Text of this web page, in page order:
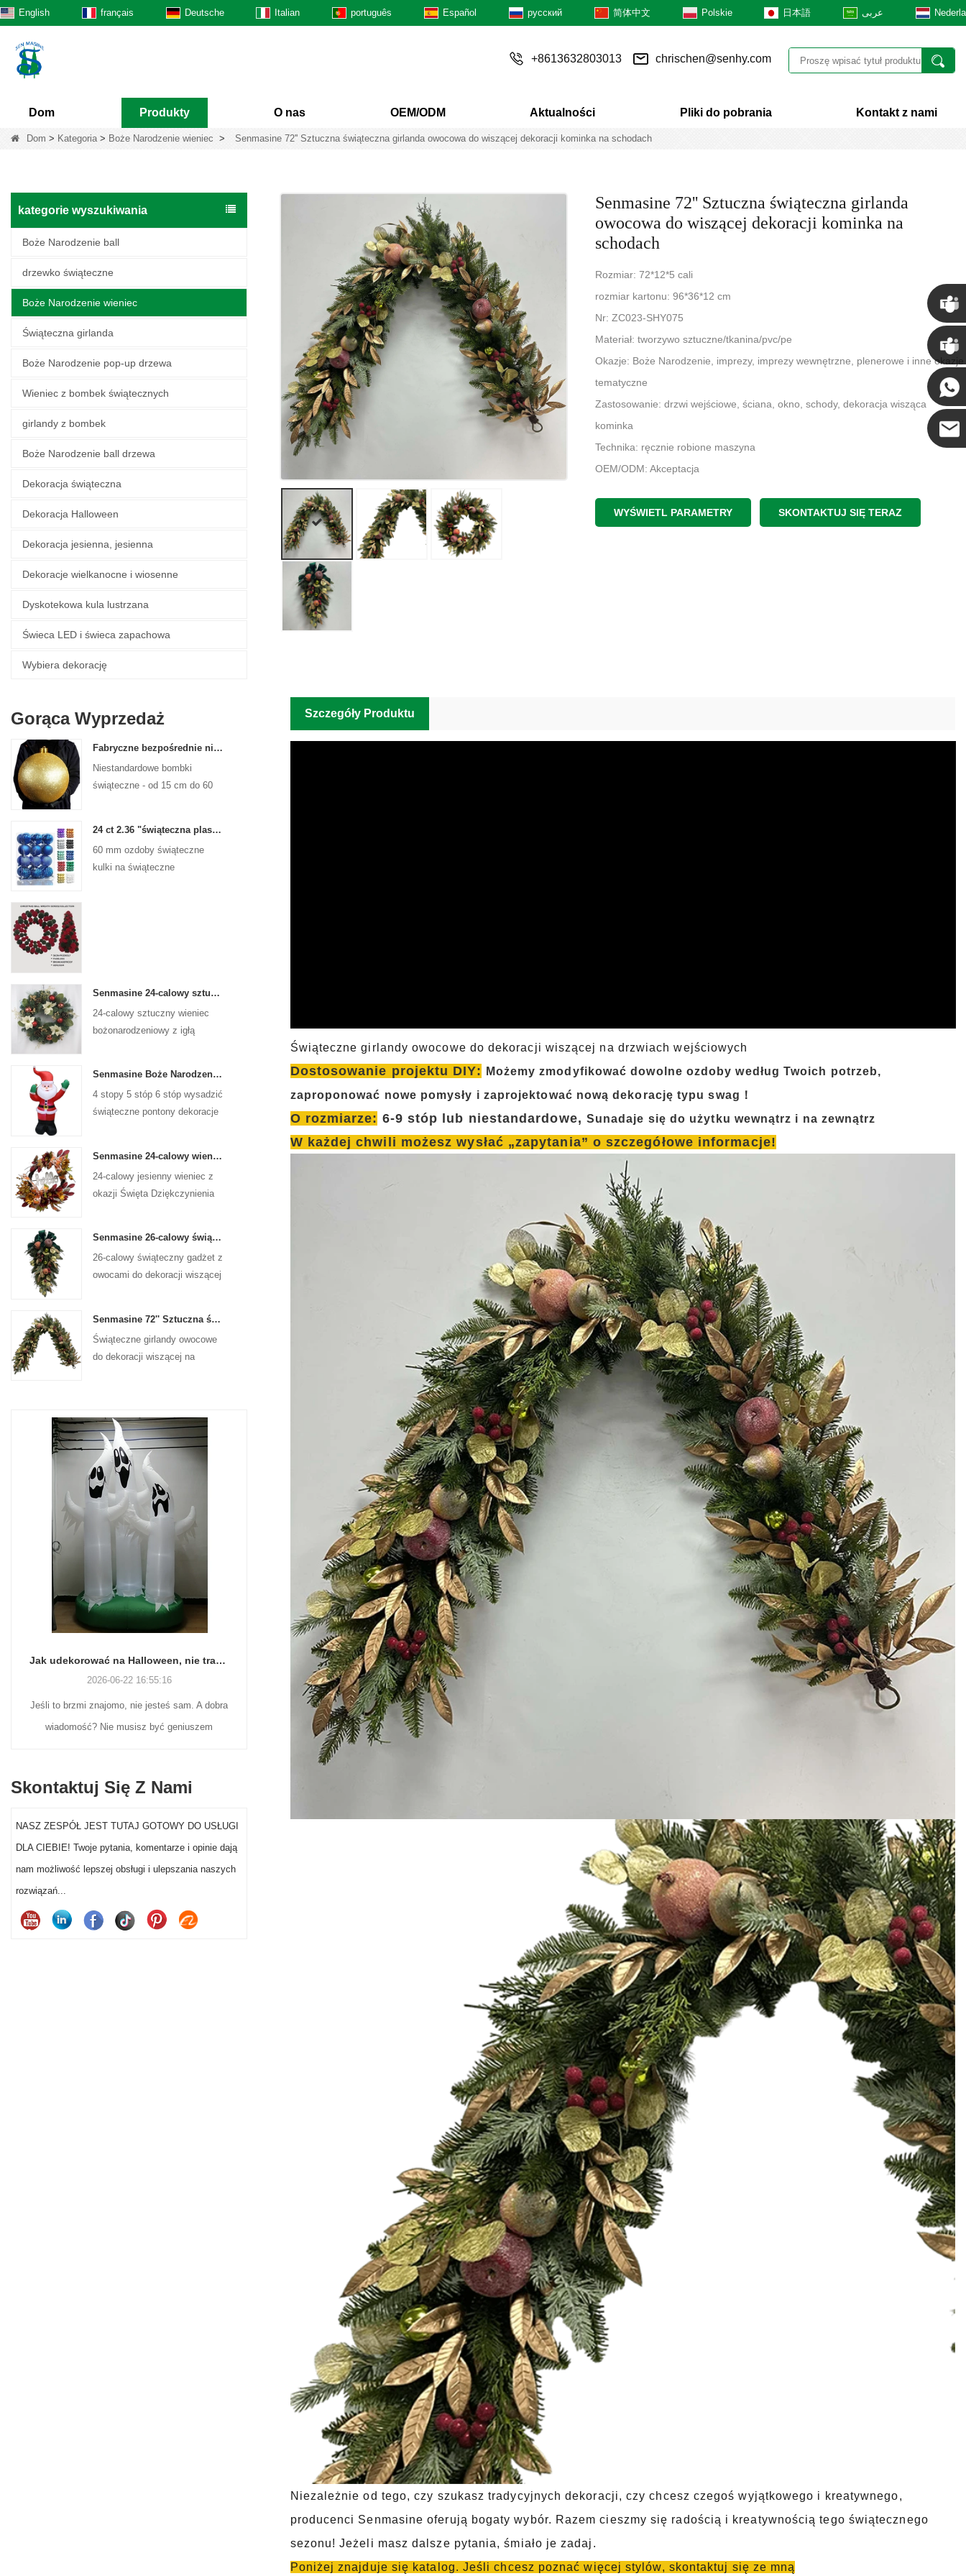
English français Deutsche Italian português Español русский 简体中文 Polskie 日本語 عربى
+8613632803013 chrischen@senhy.com
Dom Produkty O nas OEM/ODM Aktualności Pliki do pobrania Kontakt z nami
Dom > Kategoria> Boże Narodzenie wieniec > Senmasine 72'' Sztuczna świąteczna girlanda owocowa do wiszącej dekoracji kominka na schodach
kategorie wyszukiwania
Boże Narodzenie ball
drzewko świąteczne
Boże Narodzenie wieniec
Świąteczna girlanda
Boże Narodzenie pop-up drzewa
Wieniec z bombek świątecznych
girlandy z bombek
Boże Narodzenie ball drzewa
Dekoracja świąteczna
Dekoracja Halloween
Dekoracja jesienna, jesienna
Dekoracje wielkanocne i wiosenne
Dyskotekowa kula lustrzana
Świeca LED i świeca zapachowa
Wybiera dekorację
Gorąca Wyprzedaż
Fabryczne bezpośrednie niestandardowe kulki świąteczne duże ozdoby duże bombki 15 cm - 60 cm kulki logo Xmas
Niestandardowe bombki
świąteczne - od 15 cm do 60
24 ct 2.36 "świąteczna plastikowa kulka do wiszących ozdób ozdoby Xmas Shattproof Balls
60 mm ozdoby świąteczne
kulki na świąteczne
Senmasine 24-calowy sztuczny wieniec bożonarodzeniowy z igłą sosnową poinsecja szyszki czerwona kula złota gałąź jagód
24-calowy sztuczny wieniec
bożonarodzeniowy z igłą
Senmasine Boże Narodzenie Święty Mikołaj Nadmuchiwane Wysadzane Xmas Dmuchane Dekoracje Wakacje Zima Wewnątrz Na Zewnątrz
4 stopy 5 stóp 6 stóp wysadzić
świąteczne pontony dekoracje
święty mikołaj nadmuchiwane
Senmasine 24-calowy wieniec z okazji Święta Dziękczynienia ze znakiem powitalnym Jesienne liście do zbiorów Słonecznik Wzór dyni Kokarda
24-calowy jesienny wieniec z
okazji Święta Dziękczynienia
Senmasine 26-calowy świąteczny gadżet owocowy ze wstążką i kokardkami Sztuczne liście gałęzi PCV
26-calowy świąteczny gadżet z
owocami do dekoracji wiszącej
Senmasine 72'' Sztuczna świąteczna girlanda owocowa do wiszącej dekoracji kominka na schodach
Świąteczne girlandy owocowe
do dekoracji wiszącej na
Jak udekorować na Halloween, nie tracąc zmysłów (ani weekendu)
2026-06-22 16:55:16
Jeśli to brzmi znajomo, nie jesteś sam. A dobra
wiadomość? Nie musisz być geniuszem
naprawdę wyróżniały się w tym roku.
Flokowany Mikołaj vs Mikołaj z formy rozdmuchowej Mikołaj kontra nadmuchiwany Mikołaj: kompletny przewodnik dla kupujących na rok 2026
2026-06-18 17:18:38
Wielu nabywców świątecznych powraca do
nostalgicznych ozdób bożonarodzeniowych,
wciąż poszukując praktycznych rozwiązań do
Niestandardowe gigantyczne choinki komercyjne z wieżami komercyjnymi dla Twojego obiektu
2026-05-06 15:28:43
Skontaktuj Się Z Nami
NASZ ZESPÓŁ JEST TUTAJ GOTOWY DO USŁUGI
DLA CIEBIE! Twoje pytania, komentarze i opinie dają
nam możliwość lepszej obsługi i ulepszania naszych
rozwiązań...
Senmasine 72'' Sztuczna świąteczna girlanda
owocowa do wiszącej dekoracji kominka na
schodach
Rozmiar: 72*12*5 cali
rozmiar kartonu: 96*36*12 cm
Nr: ZC023-SHY075
Materiał: tworzywo sztuczne/tkanina/pvc/pe
Okazje: Boże Narodzenie, imprezy, imprezy wewnętrzne, plenerowe i inne okazje
tematyczne
Zastosowanie: drzwi wejściowe, ściana, okno, schody, dekoracja wisząca
kominka
Technika: ręcznie robione maszyna
OEM/ODM: Akceptacja
Czas dostawy: 15-30 dni
WYŚWIETL PARAMETRY SKONTAKTUJ SIĘ TERAZ
Szczegóły Produktu
Świąteczne girlandy owocowe do dekoracji wiszącej na drzwiach wejściowych
Dostosowanie projektu DIY:
Możemy zmodyfikować dowolne ozdoby według Twoich potrzeb,
zaproponować nowe pomysły i zaprojektować nową dekorację typu swag！
O rozmiarze: 6-9 stóp lub niestandardowe, Sunadaje się do użytku wewnątrz i na zewnątrz
W każdej chwili możesz wysłać „zapytania” o szczegółowe informacje!
Niezależnie od tego, czy szukasz tradycyjnych dekoracji, czy chcesz czegoś wyjątkowego i kreatywnego,
producenci Senmasine oferują bogaty wybór. Razem cieszmy się radością i kreatywnością tego świątecznego
sezonu! Jeżeli masz dalsze pytania, śmiało je zadaj.
Poniżej znajduje się katalog. Jeśli chcesz poznać więcej stylów, skontaktuj się ze mną
Chris
Kenny